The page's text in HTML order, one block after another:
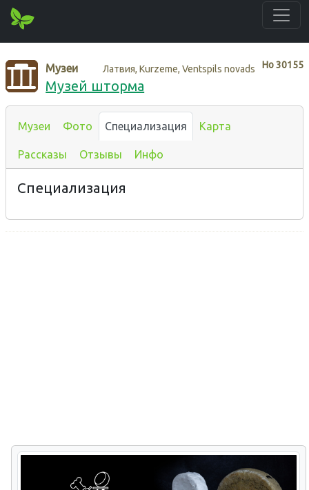
Нo30155
Музеи Латвия, Kurzeme, Ventspils novads
Музей шторма
Музеи Фото Специализация Карта
Рассказы Отзывы Инфо
Специализация